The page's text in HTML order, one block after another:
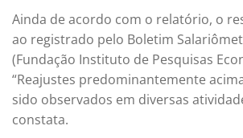
Ainda de acordo com o relatório, o
ao registrado pelo Boletim
(Fundação Instituto de Pesquisas
“Reajustes predominantemente
sido observados em diversas
constata.